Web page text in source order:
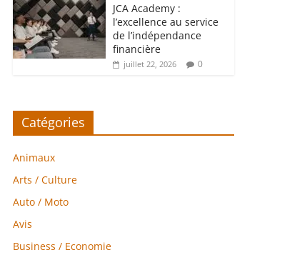
JCA Academy :
l’excellence au service
de l’indépendance
financière
juillet 22, 2026 0
Catégories
Animaux
Arts / Culture
Auto / Moto
Avis
Business / Economie